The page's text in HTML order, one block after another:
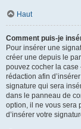
Haut
Comment puis-je
Pour insérer une
créer une depuis le
pouvez cocher la
rédaction afin
signature qui sera
dans le panneau de
option, il ne vous sera
d’insérer votre